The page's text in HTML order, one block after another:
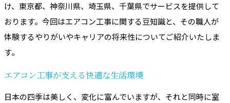
け、東京都、神奈川県、埼玉県、千葉県でサービスを提供して
おります。今回はエアコン工事に関する豆知識と、その職人が
体験するやりがいやキャリアの将来性についてご紹介いたしま
す。
エアコン工事が支える快適な生活環境
日本の四季は美しく、変化に富んでいますが、それと同時に室